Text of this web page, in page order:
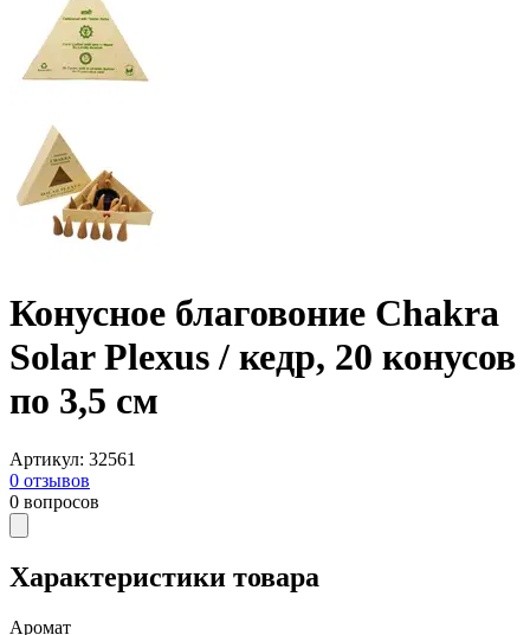
Конусное благовоние Chakra
Solar Plexus / кедр, 20 конусов
по 3,5 см
Артикул: 32561
0 отзывов
0 вопросов
Характеристики товара
Аромат